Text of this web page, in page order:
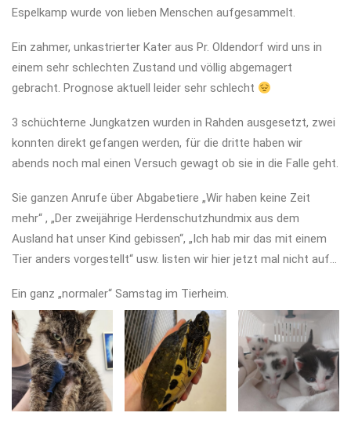
Espelkamp wurde von lieben Menschen aufgesammelt.
Ein zahmer, unkastrierter Kater aus Pr. Oldendorf wird uns in
einem sehr schlechten Zustand und völlig abgemagert
gebracht. Prognose aktuell leider sehr schlecht
3 schüchterne Jungkatzen wurden in Rahden ausgesetzt, zwei
konnten direkt gefangen werden, für die dritte haben wir
abends noch mal einen Versuch gewagt ob sie in die Falle geht.
Sie ganzen Anrufe über Abgabetiere „Wir haben keine Zeit
mehr“ , „Der zweijährige Herdenschutzhundmix aus dem
Ausland hat unser Kind gebissen“, „Ich hab mir das mit einem
Tier anders vorgestellt“ usw. listen wir hier jetzt mal nicht auf…
Ein ganz „normaler“ Samstag im Tierheim.